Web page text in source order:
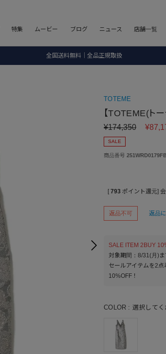
特集 ムービー ブログ ニュース 店舗一覧
全国送料無料｜全品正規取扱
TOTEME
【TOTEME(ト
¥174,350 ¥
SALE
商品番号
[ 793 ポイント還元]
返品不可 返品
SALE ITEM 2BUY
対象期間：8/31(月)ま
セールアイテムを2
10%OFF！
COLOR 選択してく